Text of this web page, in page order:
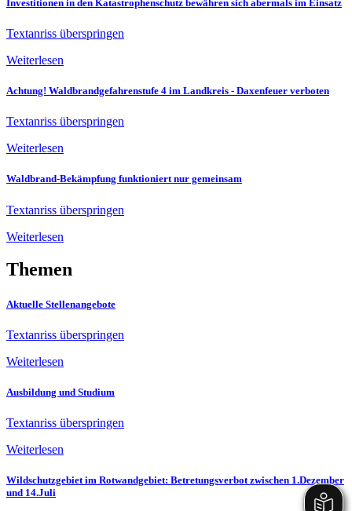
Investitionen in den Katastrophenschutz bewähren sich abermals im Einsatz
Textanriss überspringen
Weiterlesen
Achtung! Waldbrandgefahrenstufe 4 im Landkreis - Daxenfeuer verboten
Textanriss überspringen
Weiterlesen
Waldbrand-Bekämpfung funktioniert nur gemeinsam
Textanriss überspringen
Weiterlesen
Themen
Aktuelle Stellenangebote
Textanriss überspringen
Weiterlesen
Ausbildung und Studium
Textanriss überspringen
Weiterlesen
Wildschutzgebiet im Rotwandgebiet: Betretungsverbot zwischen 1.Dezember
und 14.Juli